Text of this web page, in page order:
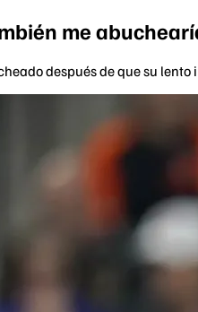
me
después de que su